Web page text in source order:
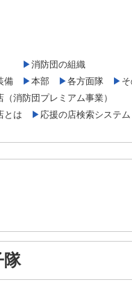
備
▶消防団の組織
▶本部 ▶各方面隊 ▶
消防団プレミアム事業）
とは ▶ 応援の店検索システム
隊